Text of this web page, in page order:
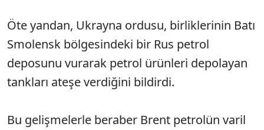
Öte yandan, Ukrayna ordusu, birliklerinin Batı
Smolensk bölgesindeki bir Rus petrol
deposunu vurarak petrol ürünleri depolayan
tankları ateşe verdiğini bildirdi.
Bu gelişmelerle beraber Brent petrolün varil